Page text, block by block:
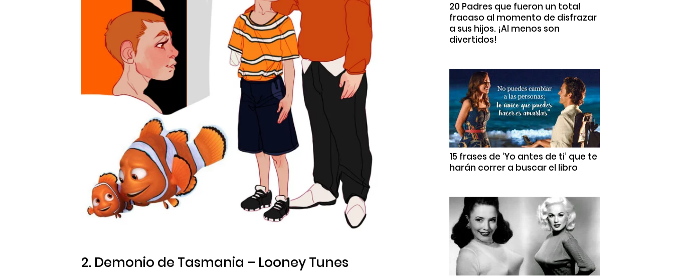
2. Demonio de Tasmania – Looney Tunes
20 Padres que fueron un total
fracaso al momento de disfrazar
a sus hijos. ¡Al menos son
divertidos!
15 frases de ‘Yo antes de ti’ que te
harán correr a buscar el libro